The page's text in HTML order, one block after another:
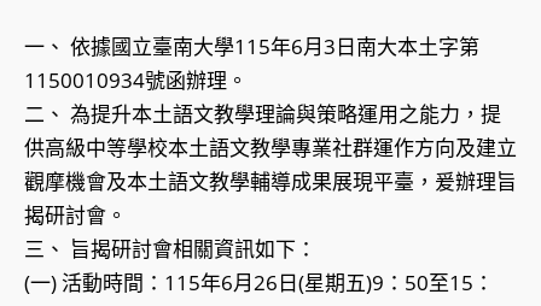
一、 依據國立臺南大學115年6月3日南大本土字第
1150010934號函辦理。
二、 為提升本土語文教學理論與策略運用之能力，提
供高級中等學校本土語文教學專業社群運作方向及建立
觀摩機會及本土語文教學輔導成果展現平臺，爰辦理旨
揭研討會。
三、 旨揭研討會相關資訊如下：
(一) 活動時間：115年6月26日(星期五)9：50至15：